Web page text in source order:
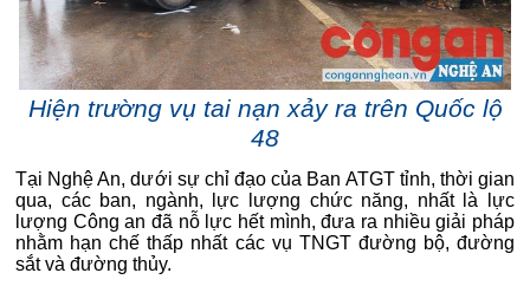
Hiện trường vụ tai nạn xảy ra trên Quốc lộ
48
Tại Nghệ An, dưới sự chỉ đạo của Ban ATGT tỉnh, thời gian
qua, các ban, ngành, lực lượng chức năng, nhất là lực
lượng Công an đã nỗ lực hết mình, đưa ra nhiều giải pháp
nhằm hạn chế thấp nhất các vụ TNGT đường bộ, đường
sắt và đường thủy.